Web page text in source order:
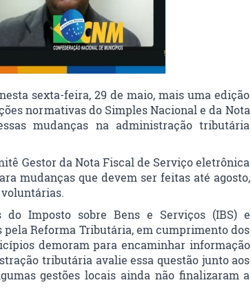
sexta-feira, 29 de maio, mais uma edição
normativas do Simples Nacional e da Nota
mudanças na administração tributária
Gestor da Nota Fiscal de Serviço eletrônica
mudanças que devem ser feitas até agosto,
do Imposto sobre Bens e Serviços (IBS) e
pela Reforma Tributária, em cumprimento dos
demoram para encaminhar informação
tributária avalie essa questão junto aos
gestões locais ainda não finalizaram a